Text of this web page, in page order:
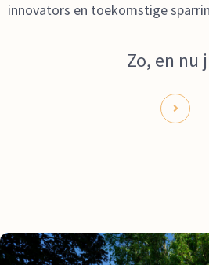
innovators en toekomstige
Zo, en nu